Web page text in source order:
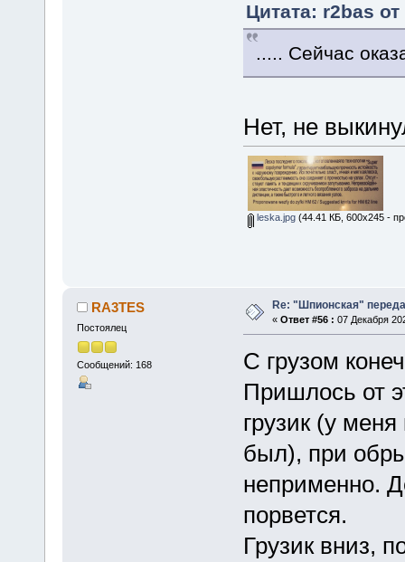
Цитата: r2bas
..... Сейчас
Нет, не
leska.jpg(44.41 КБ, 600x245 -
RA3TES
Постоялец
Сообщений: 168
Re: "Шпионская"
« Ответ #56 : 07 Декабря
С грузом
Пришлось от
грузик (у
был), при
неприменно.
порвется.
Грузик вниз,